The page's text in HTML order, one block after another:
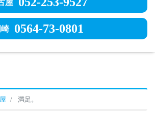
屋
崎 0564-73-0801
満足。